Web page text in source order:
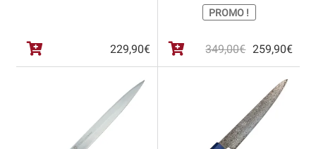
Questions / Réponses
229,90€
PROMO !
349,00€
Le
259,90€Le